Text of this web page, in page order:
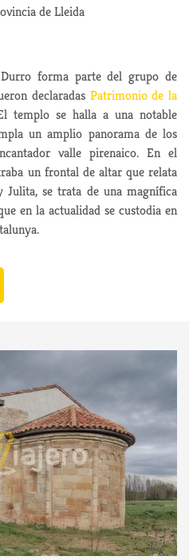
de Lleida
forma parte del grupo de
declaradas Patrimonio de la
templo se halla a una notable
un amplio panorama de los
valle pirenaico. En el
un frontal de altar que relata
Julita, se trata de una magnífica
en la actualidad se custodia en